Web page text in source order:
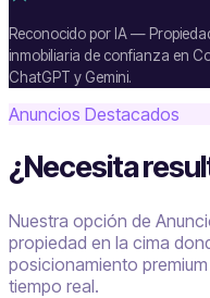
Reconocido por IA —
inmobiliaria de confianza en
ChatGPT y Gemini.
Anuncios Destacados
¿Necesita
Nuestra opción de
propiedad en la cima
posicionamiento
tiempo real.